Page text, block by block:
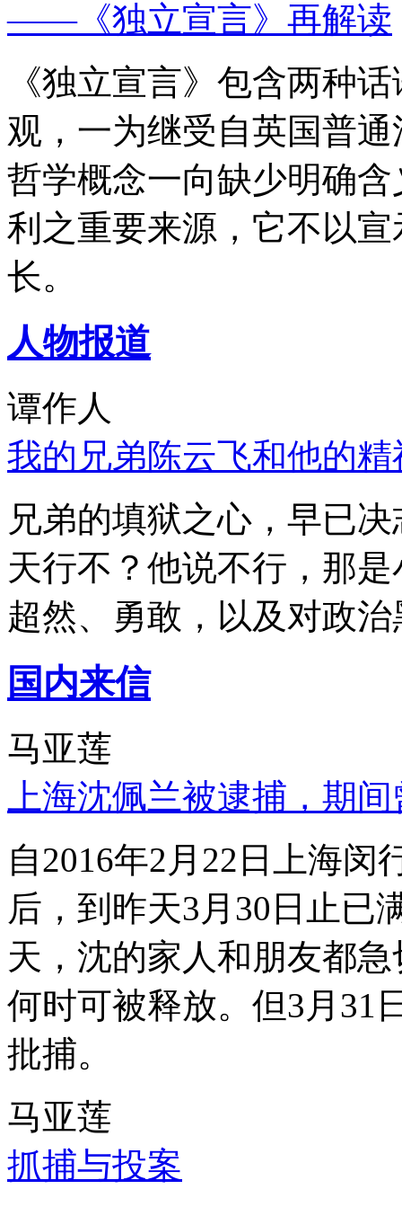
——《独立宣言》再解读
《独立宣言》包含两种
观，一为继受自英国普
哲学概念一向缺少明确
利之重要来源，它不以
长。
人物报道
谭作人
我的兄弟陈云飞和他的
兄弟的填狱之心，早已
天行不？他说不行，那
超然、勇敢，以及对政
国内来信
马亚莲
上海沈佩兰被逮捕，期
自2016年2月22日上海
后，到昨天3月30日止已
天，沈的家人和朋友都
何时可被释放。但3月31
批捕。
马亚莲
抓捕与投案